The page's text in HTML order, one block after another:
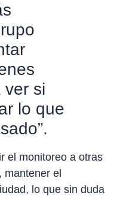
ver si
lo que
el monitoreo a otras
mantener el
lo que sin duda